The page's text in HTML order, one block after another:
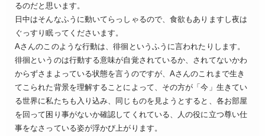
るのだと思います。
日中はそんなふうに動いてらっしゃるので、食欲もありますし夜は
ぐっすり眠ってくださいます。
Aさんのこのような行動は、徘徊というふうに言われたりします。
徘徊というのは行動する意味が自覚されているか、されてないかわ
からずさまよっている状態を言うのですが、Aさんのこれまで生き
てこられた背景を理解することによって、その方が「今」生きてい
る世界に私たちも入り込み、同じものを見ようとすると、各お部屋
を回って困り事がないか確認してくれている、人の役に立つ尊い仕
事をなさっている姿が浮かび上がります。